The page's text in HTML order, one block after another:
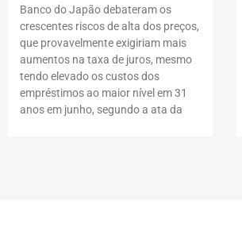
Banco do Japão debateram os
crescentes riscos de alta dos preços,
que provavelmente exigiriam mais
aumentos na taxa de juros, mesmo
tendo elevado os custos dos
empréstimos ao maior nível em 31
anos em junho, segundo a ata da